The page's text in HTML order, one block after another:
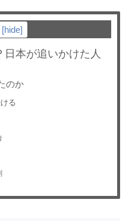
[hide]
本が追いかけた人
のか
る